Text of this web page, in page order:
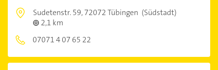
Sudetenstr. 59,72072 Tübingen (Südstadt)
2,1 km
07071 4 07 65 22